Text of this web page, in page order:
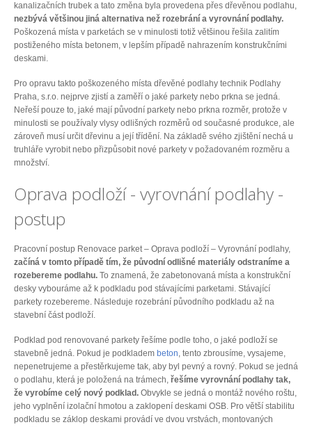
kanalizačních trubek a tato změna byla provedena přes dřevěnou podlahu,
nezbývá většinou jiná alternativa než rozebrání a vyrovnání podlahy.
Poškozená místa v parketách se v minulosti totiž většinou řešila zalitím
postiženého místa betonem, v lepším případě nahrazením konstrukčními
deskami.
Pro opravu takto poškozeného místa dřevěné podlahy technik Podlahy
Praha, s.r.o. nejprve zjistí a zaměří o jaké parkety nebo prkna se jedná.
Neřeší pouze to, jaké mají původní parkety nebo prkna rozměr, protože v
minulosti se používaly vlysy odlišných rozměrů od současné produkce, ale
zároveň musí určit dřevinu a její třídění. Na základě svého zjištění nechá u
truhláře vyrobit nebo přizpůsobit nové parkety v požadovaném rozměru a
množství.
Oprava podloží - vyrovnání podlahy -
postup
Pracovní postup Renovace parket – Oprava podloží – Vyrovnání podlahy,
začíná v tomto případě tím, že původní odlišné materiály odstraníme a
rozebereme podlahu. To znamená, že zabetonovaná místa a konstrukční
desky vybouráme až k podkladu pod stávajícími parketami. Stávající
parkety rozebereme. Následuje rozebrání původního podkladu až na
stavební část podloží.
Podklad pod renovované parkety řešíme podle toho, o jaké podloží se
stavebně jedná. Pokud je podkladem beton, tento zbrousíme, vysajeme,
nepenetrujeme a přestěrkujeme tak, aby byl pevný a rovný. Pokud se jedná
o podlahu, která je položená na trámech, řešíme vyrovnání podlahy tak,
že vyrobíme celý nový podklad. Obvykle se jedná o montáž nového roštu,
jeho vyplnění izolační hmotou a zaklopení deskami OSB. Pro větší stabilitu
podkladu se záklop deskami provádí ve dvou vrstvách, montovaných